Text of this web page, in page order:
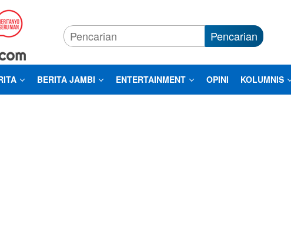
Pencarian
BERITA JAMBI ENTERTAINMENT OPINI KOLUMNIS